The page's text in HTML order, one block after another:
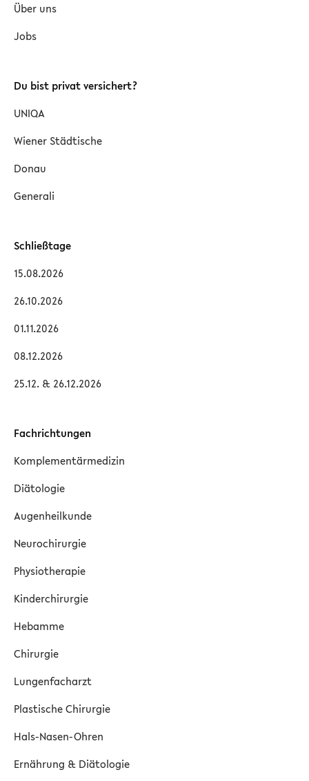
Über uns
Jobs
Du bist privat versichert?
UNIQA
Wiener Städtische
Donau
Generali
Schließtage
15.08.2026
26.10.2026
01.11.2026
08.12.2026
25.12. & 26.12.2026
Fachrichtungen
Komplementärmedizin
Diätologie
Augenheilkunde
Neurochirurgie
Physiotherapie
Kinderchirurgie
Hebamme
Chirurgie
Lungenfacharzt
Plastische Chirurgie
Hals-Nasen-Ohren
Ernährung & Diätologie